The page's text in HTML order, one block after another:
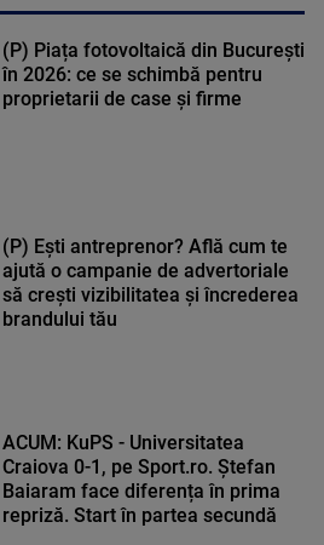
(P) Piața fotovoltaică din București
în 2026: ce se schimbă pentru
proprietarii de case și firme
(P) Ești antreprenor? Află cum te
ajută o campanie de advertoriale
să crești vizibilitatea și încrederea
brandului tău
ACUM: KuPS - Universitatea
Craiova 0-1, pe Sport.ro. Ștefan
Baiaram face diferența în prima
repriză. Start în partea secundă